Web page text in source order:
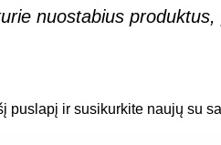
nuostabius produktus,
puslapį ir susikurkite naujų su